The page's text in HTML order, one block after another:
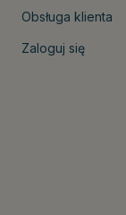
Obsługa klienta
Zaloguj się